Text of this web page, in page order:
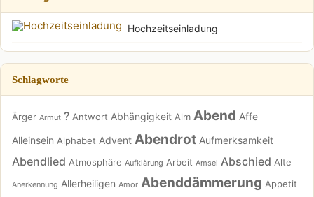
Hochzeitseinladung
Schlagworte
Ärger Armut ? Antwort Abhängigkeit Alm Abend Affe
Alleinsein Alphabet Advent Abendrot Aufmerksamkeit
Abendlied Atmosphäre Aufklärung Arbeit Amsel Abschied Alte
Anerkennung Allerheiligen Amor Abenddämmerung Appetit